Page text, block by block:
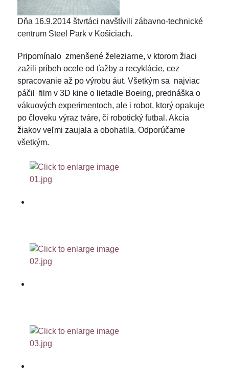
Dňa 16.9.2014 štvrtáci navštívili zábavno-technické
centrum Steel Park v Košiciach.
Pripomínalo zmenšené železiarne, v ktorom žiaci
zažili príbeh ocele od ťažby a recyklácie, cez
spracovanie až po výrobu áut. Všetkým sa najviac
páčil film v 3D kine o lietadle Boeing, prednáška o
vákuových experimentoch, ale i robot, ktorý opakuje
po človeku výraz tváre, či robotický futbal. Akcia
žiakov veľmi zaujala a obohatila. Odporúčame
všetkým.